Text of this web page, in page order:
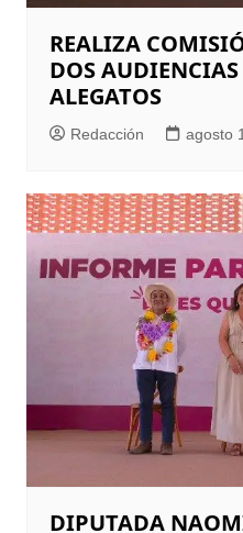
REALIZA
DOS AUDIENCIAS
ALEGATOS
Redacción agosto
DIPUTADA